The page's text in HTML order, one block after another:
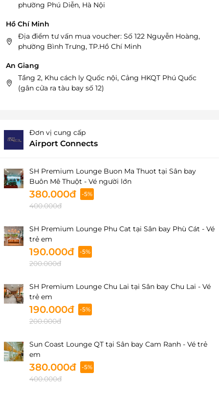
phường Phú Diễn, Hà Nội
Hồ Chí Minh
Địa điểm tư vấn mua voucher: Số 122 Nguyễn Hoàng,
phường Bình Trưng, TP.Hồ Chí Minh
An Giang
Tầng 2, Khu cách ly Quốc nội, Cảng HKQT Phú Quốc
(gân cửa ra tàu bay số 12)
Đơn vị cung cấp
Airport Connects
SH Premium Lounge Buon Ma Thuot tại Sân bay
Buôn Mê Thuột - Vé người lớn
380.000đ -5%
400.000đ
SH Premium Lounge Phu Cat tại Sân bay Phù Cát - Vé
trẻ em
190.000đ -5%
200.000đ
SH Premium Lounge Chu Lai tại Sân bay Chu Lai - Vé
trẻ em
190.000đ -5%
200.000đ
Sun Coast Lounge QT tại Sân bay Cam Ranh - Vé trẻ
em
380.000đ -5%
400.000đ